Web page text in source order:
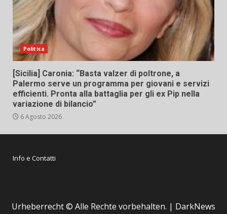
Politica
[Sicilia] Caronia: “Basta valzer di poltrone, a
Palermo serve un programma per giovani e servizi
efficienti. Pronta alla battaglia per gli ex Pip nella
variazione di bilancio”
6 Agosto 2026
Info e Contatti
Urheberrecht © Alle Rechte vorbehalten. | DarkNews